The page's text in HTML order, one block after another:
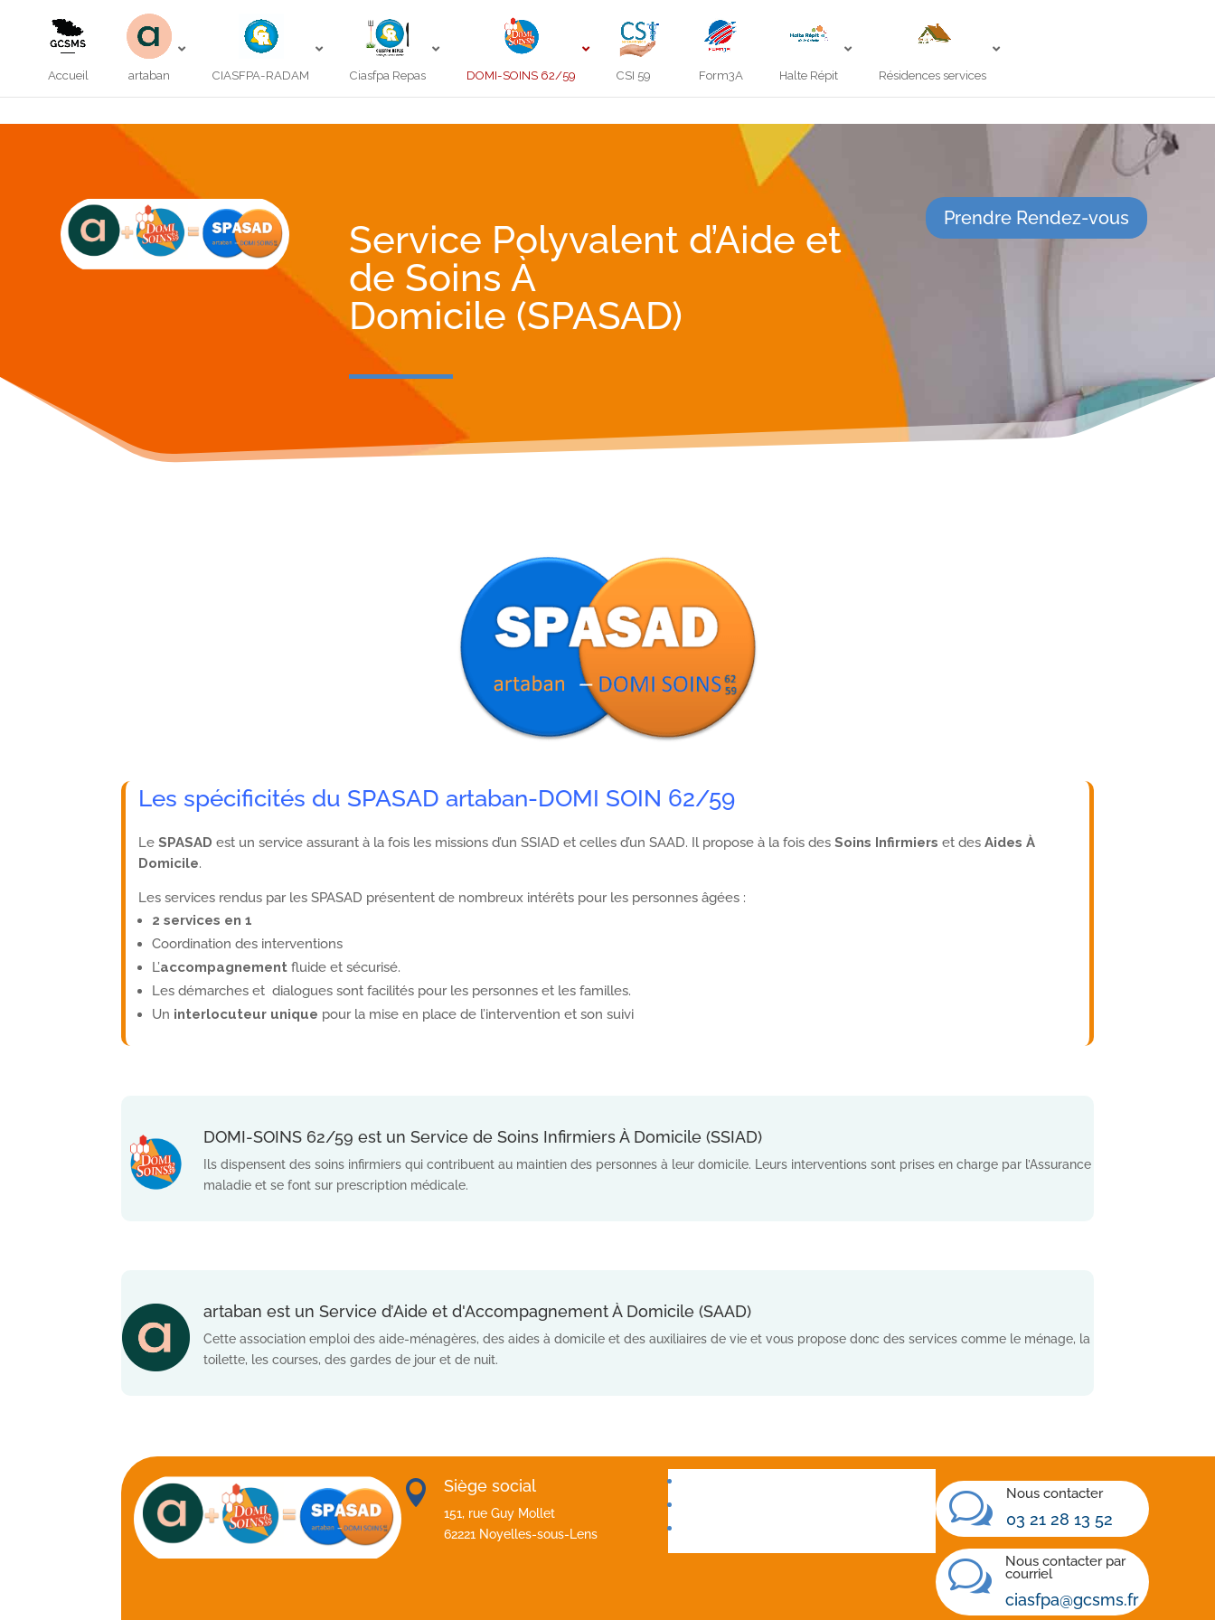
Accueil artaban CIASFPA-RADAM Ciasfpa Repas DOMI-SOINS 62/59 CSI 59 Form3A Halte Répit Résidences services
Service Polyvalent d’Aide et
de Soins À
Domicile (SPASAD)
Prendre Rendez-vous
Les spécificités du SPASAD artaban-DOMI SOIN 62/59
Le SPASAD est un service assurant à la fois les missions d’un SSIAD et celles d’un SAAD. Il propose à la fois des Soins Infirmiers et des Aides À
Domicile.
Les services rendus par les SPASAD présentent de nombreux intérêts pour les personnes âgées :
2 services en 1
Coordination des interventions
L’accompagnementfluide et sécurisé.
Les démarches et dialogues sont facilités pour les personnes et les familles.
Un interlocuteur unique pour la mise en place de l’intervention et son suivi
DOMI-SOINS 62/59 est un Service de Soins Infirmiers À Domicile (SSIAD)
Ils dispensent des soins infirmiers qui contribuent au maintien des personnes à leur domicile. Leurs interventions sont prises en charge par l’Assurance
maladie et se font sur prescription médicale.
artaban est un Service d’Aide et d'Accompagnement À Domicile (SAAD)
Cette association emploi des aide-ménagères, des aides à domicile et des auxiliaires de vie et vous propose donc des services comme le ménage, la
toilette, les courses, des gardes de jour et de nuit.
 Siège social
151, rue Guy Mollet
62221 Noyelles-sous-Lens
w Nous contacter
03 21 28 13 52
w
Nous contacter par
courriel
ciasfpa@gcsms.fr